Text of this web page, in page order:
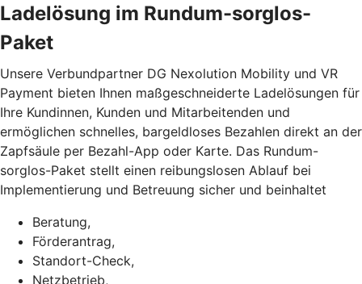
Ladelösung im Rundum-sorglos-
Paket
Unsere Verbundpartner DG Nexolution Mobility und VR
Payment bieten Ihnen maßgeschneiderte Ladelösungen für
Ihre Kundinnen, Kunden und Mitarbeitenden und
ermöglichen schnelles, bargeldloses Bezahlen direkt an der
Zapfsäule per Bezahl-App oder Karte. Das Rundum-
sorglos-Paket stellt einen reibungslosen Ablauf bei
Implementierung und Betreuung sicher und beinhaltet
Beratung,
Förderantrag,
Standort-Check,
Netzbetrieb,